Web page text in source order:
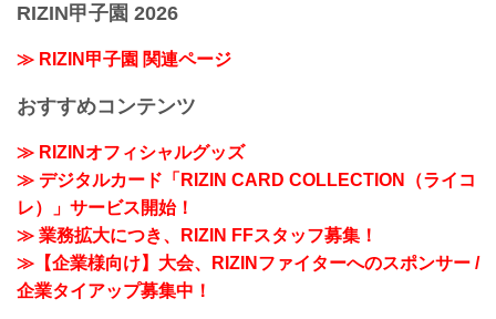
RIZIN甲子園 2026
≫ RIZIN甲子園 関連ページ
おすすめコンテンツ
≫ RIZINオフィシャルグッズ
≫ デジタルカード「RIZIN CARD COLLECTION（ライコ
レ）」サービス開始！
≫ 業務拡大につき、RIZIN FFスタッフ募集！
≫【企業様向け】大会、RIZINファイターへのスポンサー /
企業タイアップ募集中！